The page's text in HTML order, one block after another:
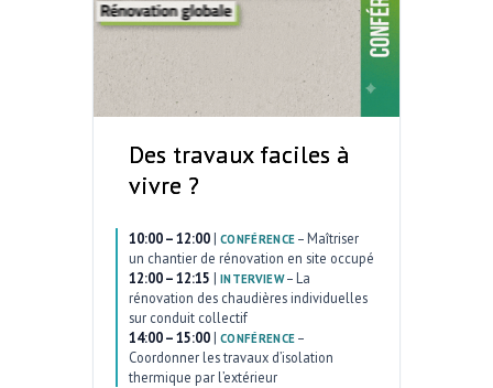
Des travaux faciles à
vivre ?
10:00 – 12:00 | CONFÉRENCE – Maîtriser
un chantier de rénovation en site occupé
12:00 – 12:15 | INTERVIEW– La
rénovation des chaudières individuelles
sur conduit collectif
14:00 – 15:00 | CONFÉRENCE –
Coordonner les travaux d’isolation
thermique par l’extérieur